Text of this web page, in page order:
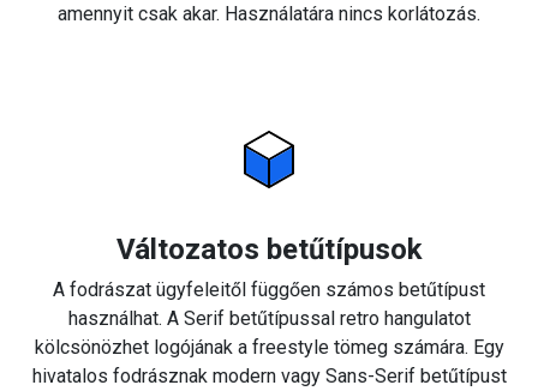
amennyit csak akar. Használatára nincs korlátozás.
Változatos betűtípusok
A fodrászat ügyfeleitől függően számos betűtípust
használhat. A Serif betűtípussal retro hangulatot
kölcsönözhet logójának a freestyle tömeg számára. Egy
hivatalos fodrásznak modern vagy Sans-Serif betűtípust